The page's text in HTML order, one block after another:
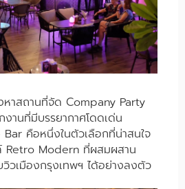
หาสถานที่จัด Company Party
านที่มีบรรยากาศโดดเด่น
คือหนึ่งในตัวเลือกที่น่าสนใจ
Retro Modern ที่ผสมผสาน
วเมืองกรุงเทพฯ ได้อย่างลงตัว